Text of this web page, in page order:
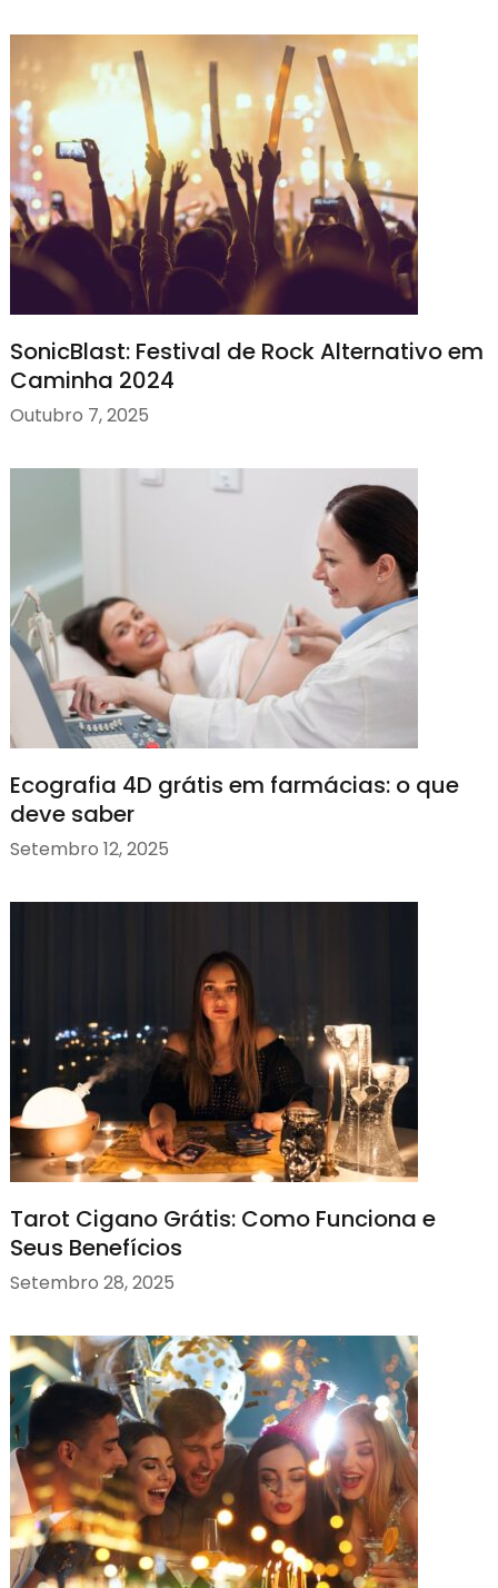
SonicBlast: Festival de Rock Alternativo em
Caminha 2024
Outubro 7, 2025
Ecografia 4D grátis em farmácias: o que
deve saber
Setembro 12, 2025
Tarot Cigano Grátis: Como Funciona e
Seus Benefícios
Setembro 28, 2025